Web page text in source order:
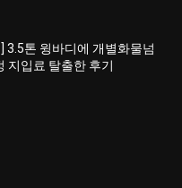
3.5톤 윙바디에 개별화물넘
지입료 탈출한 후기